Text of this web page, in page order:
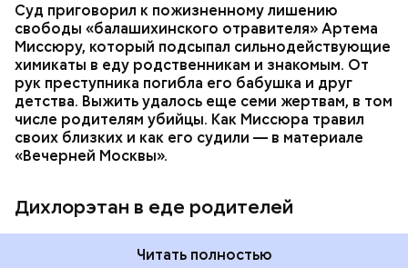
Суд приговорил к пожизненному лишению
свободы «балашихинского отравителя» Артема
Миссюру, который подсыпал сильнодействующие
химикаты в еду родственникам и знакомым. От
рук преступника погибла его бабушка и друг
детства. Выжить удалось еще семи жертвам, в том
числе родителям убийцы. Как Миссюра травил
своих близких и как его судили — в материале
«Вечерней Москвы».
Дихлорэтан в еде родителей
Читать полностью